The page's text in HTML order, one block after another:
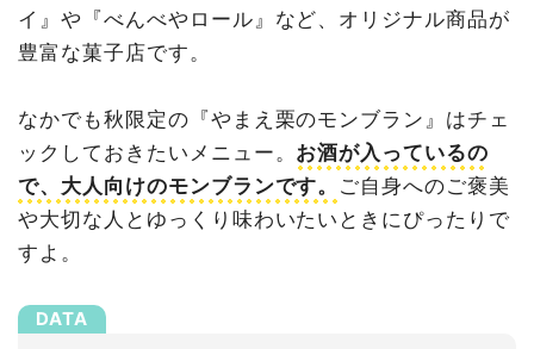
イ』や『べんべやロール』など、オリジナル商品が
豊富な菓子店です。
なかでも秋限定の『やまえ栗のモンブラン』はチェ
ックしておきたいメニュー。 お酒が入っているの
で、大人向けのモンブランです。 ご自身へのご褒美
や大切な人とゆっくり味わいたいときにぴったりで
すよ。